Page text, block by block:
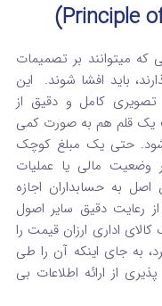
میتوانند بر تصمیمات
باید افشا شوند.
این
کامل و دقیق از
یک قلم هم به صورت کمی
حتی یک مبلغ کوچک
وضعیت مالی یا عملیات
اصل به حسابداران اجازه
رعایت دقیق سایر اصول
اداری ارزان‌ قیمت را
به جای اینکه آن را طی
از ارائه اطلاعات بی‌